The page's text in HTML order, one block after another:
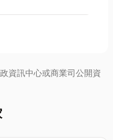
資訊中心或商業司公開資